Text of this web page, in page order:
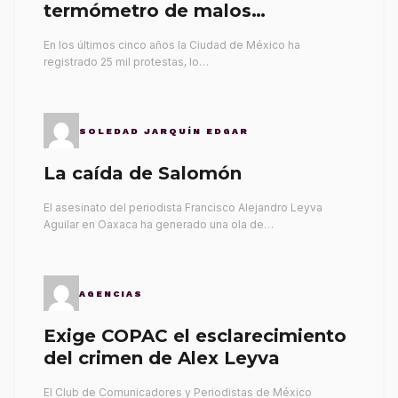
termómetro de malos
En los últimos cinco años la Ciudad de México ha
registrado 25 mil protestas, lo…
SOLEDAD JARQUÍN EDGAR
La caída de Salomón
El asesinato del periodista Francisco Alejandro Leyva
Aguilar en Oaxaca ha generado una ola de…
AGENCIAS
Exige COPAC el esclarecimiento
del crimen de Alex Leyva
El Club de Comunicadores y Periodistas de México